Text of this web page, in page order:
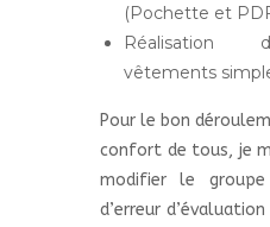
(Pochette et
Réalisation
vêtements
Pour le bon
confort de tous, je
modifier le
d’erreur